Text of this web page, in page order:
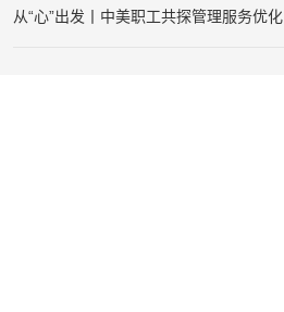
从“心”出发丨中美职工共探管理服务优化